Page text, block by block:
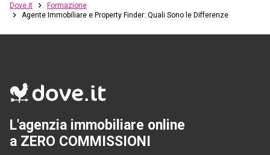
Dove.it
Formazione
Agente Immobiliare e Property Finder: Quali Sono le Differenze
L'agenzia immobiliare online
a ZERO COMMISSIONI